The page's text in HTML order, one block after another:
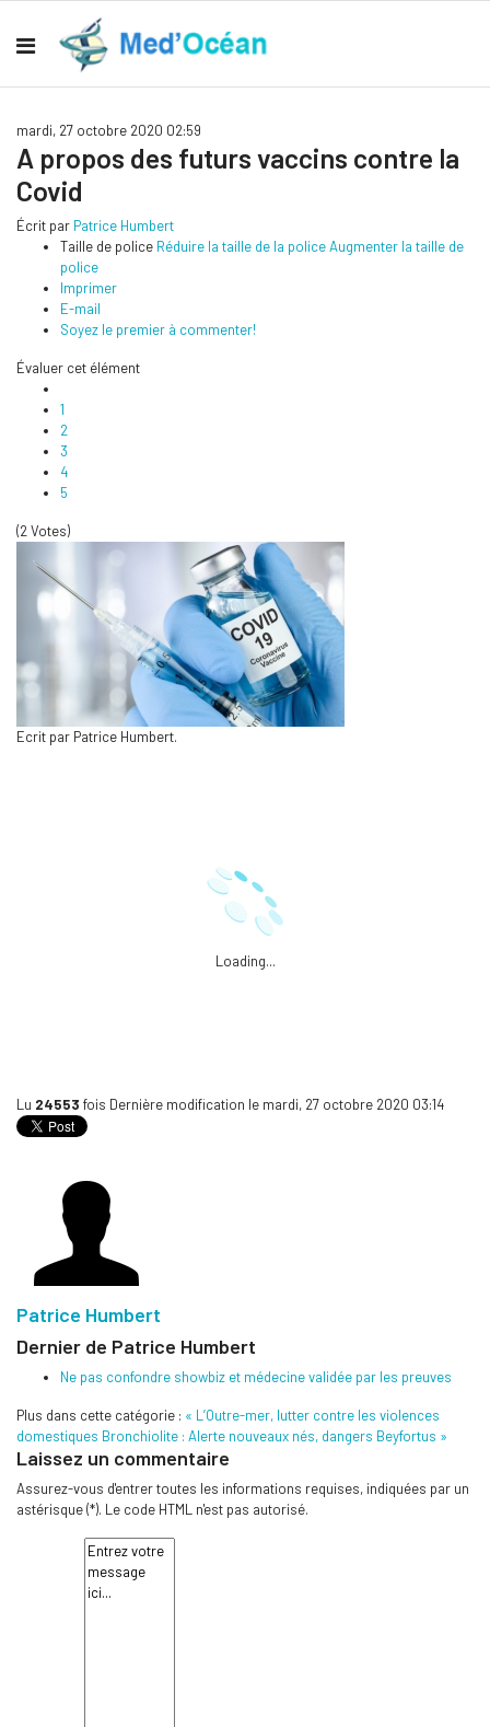
mardi, 27 octobre 2020 02:59
A propos des futurs vaccins contre la
Covid
Écrit par Patrice Humbert
Taille de police Réduire la taille de la policeAugmenter la taille de
police
Imprimer
E-mail
Soyez le premier à commenter!
Évaluer cet élément
1
2
3
4
5
(2 Votes)
Ecrit par Patrice Humbert.
Loading...
Lu 24553 fois Dernière modification le mardi, 27 octobre 2020 03:14
Patrice Humbert
Dernier de Patrice Humbert
Ne pas confondre showbiz et médecine validée par les preuves
Plus dans cette catégorie : « L’Outre-mer, lutter contre les violences
domestiques Bronchiolite : Alerte nouveaux nés, dangers Beyfortus »
Laissez un commentaire
Assurez-vous d'entrer toutes les informations requises, indiquées par un
astérisque (*). Le code HTML n'est pas autorisé.